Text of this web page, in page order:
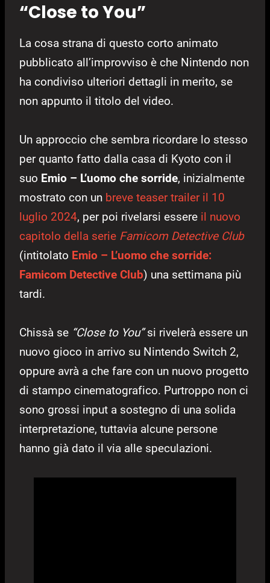
“Close to You”
La cosa strana di questo corto animato
pubblicato all’improvviso è che Nintendo non
ha condiviso ulteriori dettagli in merito, se
non appunto il titolo del video.
Un approccio che sembra ricordare lo stesso
per quanto fatto dalla casa di Kyoto con il
suo Emio – L’uomo che sorride, inizialmente
mostrato con un breve teaser trailer il 10
luglio 2024, per poi rivelarsi essere il nuovo
capitolo della serie Famicom Detective Club
(intitolato Emio – L’uomo che sorride:
Famicom Detective Club) una settimana più
tardi.
Chissà se “Close to You”si rivelerà essere un
nuovo gioco in arrivo su Nintendo Switch 2,
oppure avrà a che fare con un nuovo progetto
di stampo cinematografico. Purtroppo non ci
sono grossi input a sostegno di una solida
interpretazione, tuttavia alcune persone
hanno già dato il via alle speculazioni.